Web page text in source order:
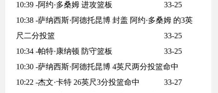
10:39 -阿约·多桑姆 进攻篮板
33-25
10:38 -萨纳西斯·阿德托昆博 封盖 阿约·多桑姆 的3英
尺二分投篮
33-25
10:34 -帕特·康纳顿 防守篮板
33-25
10:30 -萨纳西斯·阿德托昆博 4英尺两分投篮命中
33-27
10:22 -杰文·卡特 26英尺3分投篮命中